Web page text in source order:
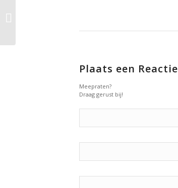
Plaats een Reactie
Meepraten?
Draag gerust bij!